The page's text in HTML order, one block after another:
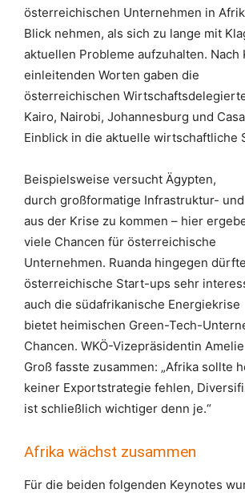
österreichischen Unternehmen in
Blick nehmen, als sich zu lange mit
aktuellen Probleme aufzuhalten. Nach
einleitenden Worten gaben die
österreichischen
Kairo, Nairobi, Johannesburg und
Einblick in die aktuelle wirtschaftliche
Beispielsweise versucht Ägypten,
durch großformatige Infrastruktur-
aus der Krise zu kommen – hier
viele Chancen für österreichische
Unternehmen. Ruanda hingegen
österreichische Start-ups sehr
auch die südafrikanische Energiekrise
bietet heimischen Green-Tech-
Chancen. WKÖ-Vizepräsidentin Amelie
Groß fasste zusammen: „Afrika sollte
keiner Exportstrategie fehlen,
ist schließlich wichtiger denn je.“
Afrika wächst zusammen
Für die beiden folgenden Keynotes